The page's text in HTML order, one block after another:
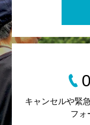
キャンセルや緊
フォ